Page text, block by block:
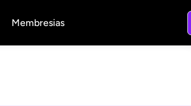
Membresias